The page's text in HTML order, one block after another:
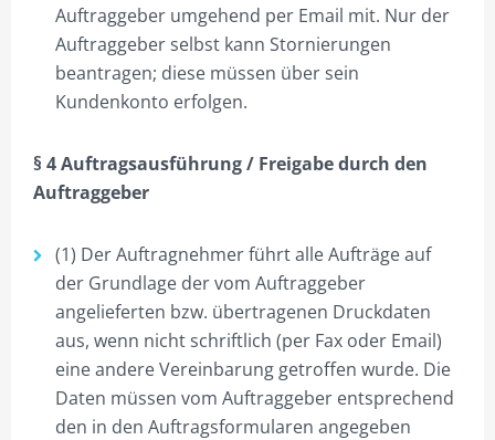
Auftraggeber umgehend per Email mit. Nur der
Auftraggeber selbst kann Stornierungen
beantragen; diese müssen über sein
Kundenkonto erfolgen.
§ 4 Auftragsausführung / Freigabe durch den
Auftraggeber
(1) Der Auftragnehmer führt alle Aufträge auf
der Grundlage der vom Auftraggeber
angelieferten bzw. übertragenen Druckdaten
aus, wenn nicht schriftlich (per Fax oder Email)
eine andere Vereinbarung getroffen wurde. Die
Daten müssen vom Auftraggeber entsprechend
den in den Auftragsformularen angegeben